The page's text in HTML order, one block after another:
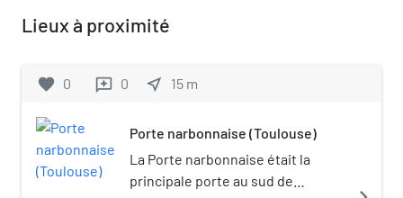
Lieux à proximité
favorite 0 reviews 0 near_me 15 m
Porte narbonnaise (Toulouse)
La Porte narbonnaise était la
principale porte au sud de